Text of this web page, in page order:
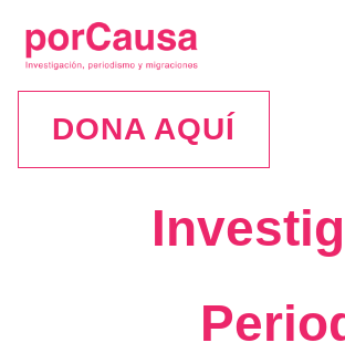
DONA AQUÍ